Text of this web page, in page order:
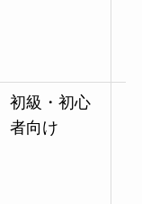
初級・初心
者向け